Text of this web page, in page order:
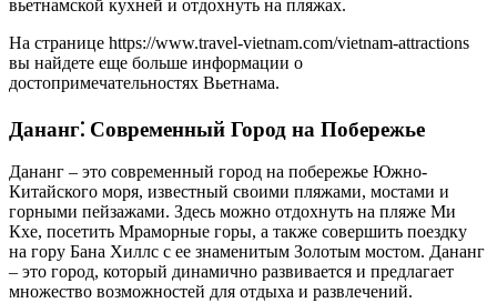
вьетнамской кухней и отдохнуть на пляжах.
На странице https://www.travel-vietnam.com/vietnam-attractions
вы найдете еще больше информации о
достопримечательностях Вьетнама.
Дананг⁚ Современный Город на Побережье
Дананг – это современный город на побережье Южно-
Китайского моря, известный своими пляжами, мостами и
горными пейзажами. Здесь можно отдохнуть на пляже Ми
Кхе, посетить Мраморные горы, а также совершить поездку
на гору Бана Хиллс с ее знаменитым Золотым мостом. Дананг
– это город, который динамично развивается и предлагает
множество возможностей для отдыха и развлечений.